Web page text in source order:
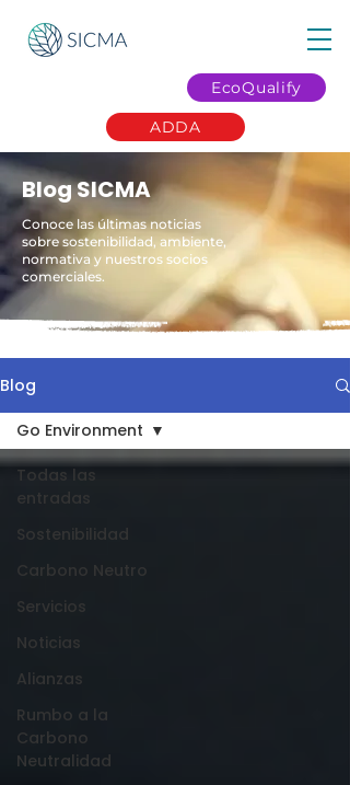
EcoQualify
ADDA
Blog SICMA
Conoce las últimas noticias
sobre sostenibilidad, ambiente,
normativa y nuestros socios
comerciales.
Blog
Todas las
entradas
Sostenibilidad
Carbono Neutro
Servicios
Noticias
Alianzas
Rumbo a la
Carbono
Neutralidad
Go Environment